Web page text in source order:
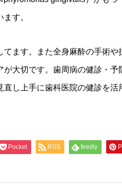
す。
ます。また全身麻酔の手術
大切です。歯周病の健診・
し上手に歯科医院の健診を
Pocket RSS feedly